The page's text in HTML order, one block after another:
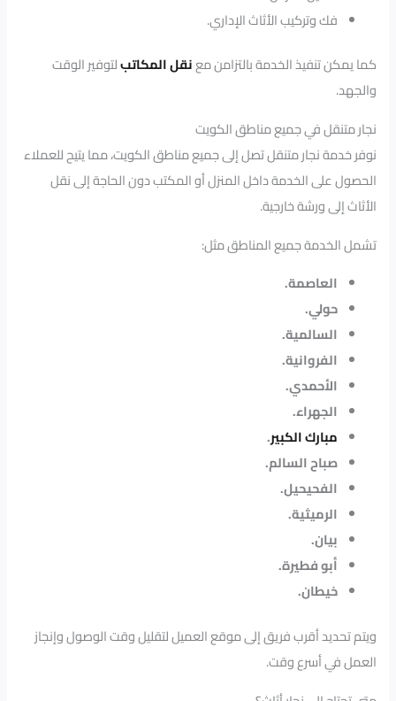
فك وتركيب الأثاث الإداري.
كما يمكن تنفيذ الخدمة بالتزامن معنقل المكاتبلتوفير الوقت
والجهد.
نجار متنقل في جميع مناطق الكويت
نوفر خدمة نجار متنقل تصل إلى جميع مناطق الكويت، مما يتيح للعملاء
الحصول على الخدمة داخل المنزل أو المكتب دون الحاجة إلى نقل
الأثاث إلى ورشة خارجية.
تشمل الخدمة جميع المناطق مثل:
العاصمة.
حولي.
السالمية.
الفروانية.
الأحمدي.
الجهراء.
مبارك الكبير.
صباح السالم.
الفحيحيل.
الرميثية.
بيان.
أبو فطيرة.
خيطان.
ويتم تحديد أقرب فريق إلى موقع العميل لتقليل وقت الوصول وإنجاز
العمل في أسرع وقت.